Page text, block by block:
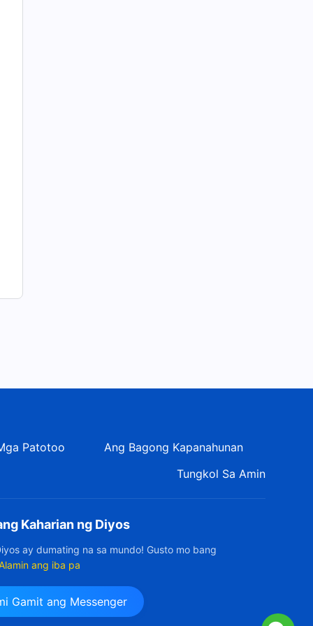
Patotoo
Ang Bagong Kapanahunan
Tungkol Sa Amin
Kaharian ng Diyos
ay dumating na sa mundo! Gusto mo bang
ang iba pa
Gamit ang Messenger